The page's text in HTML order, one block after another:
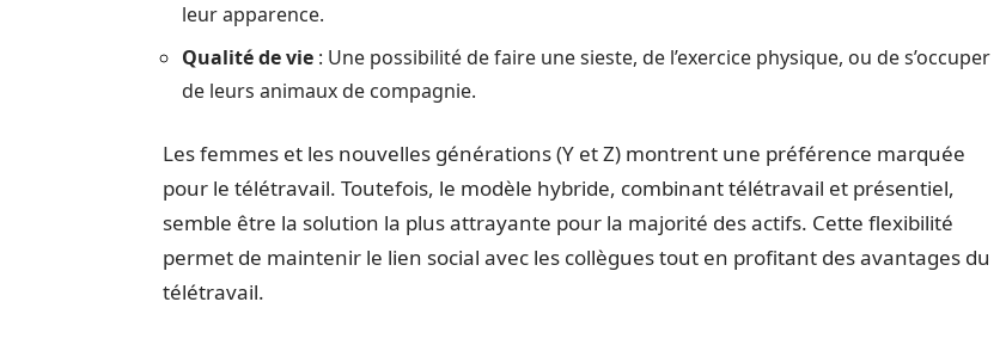
leur apparence.
Qualité de vie : Une possibilité de faire une sieste, de l’exercice physique, ou de s’occuper
de leurs animaux de compagnie.
Les femmes et les nouvelles générations (Y et Z) montrent une préférence marquée
pour le télétravail. Toutefois, le modèle hybride, combinant télétravail et présentiel,
semble être la solution la plus attrayante pour la majorité des actifs. Cette flexibilité
permet de maintenir le lien social avec les collègues tout en profitant des avantages du
télétravail.